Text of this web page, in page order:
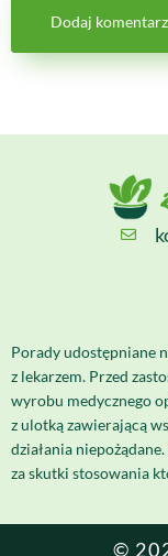
Porady udostępniane
z lekarzem. Przed
wyrobu medycznego
z ulotką zawierającą
działania
za skutki stosowania
©